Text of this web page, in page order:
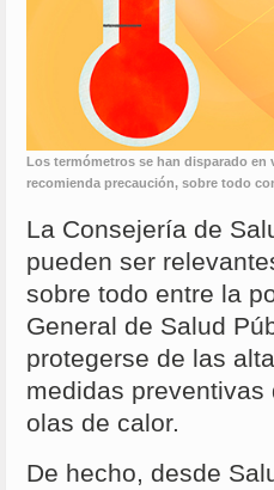
Los termómetros se han disparado
recomienda precaución, sobre todo
La Consejería de
pueden ser
sobre todo entre la
General de Salud
protegerse de las
medidas
olas de calor.
De hecho, desde